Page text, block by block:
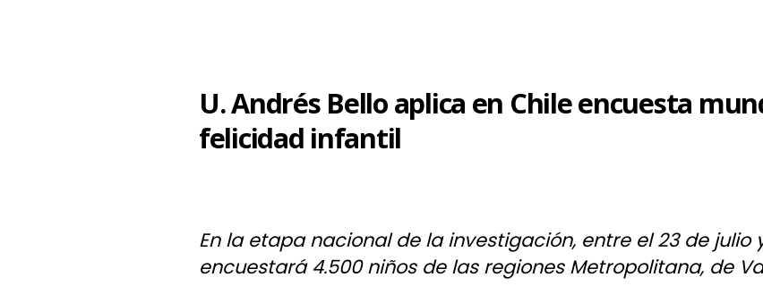
U. Andrés Bello aplica en Chile encuesta
felicidad infantil
En la etapa nacional de la investigación, entre el 23 de julio
encuestará 4.500 niños de las regiones Metropolitana, de